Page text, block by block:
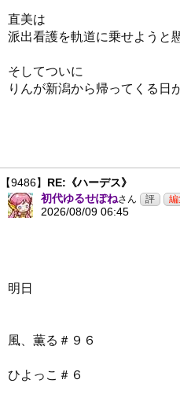
直美は
派出看護を軌道に乗せようと
そしてついに
りんが新潟から帰ってくる
【9486】 RE:《ハーデス》
初代ゆるせぽねさん
2026/08/09 06:45
明日
風、薫る＃９６
ひよっこ＃６